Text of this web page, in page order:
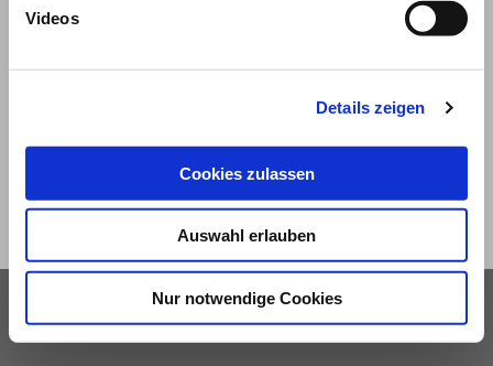
Videos
Details zeigen
Cookies zulassen
Auswahl erlauben
Nur notwendige Cookies
Impressum und Nutzungsbedingungen
Datenschutz Privatsphäre